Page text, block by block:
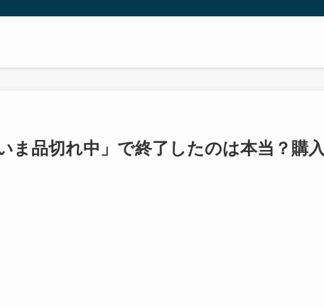
ま品切れ中」で終了したのは本当？購入